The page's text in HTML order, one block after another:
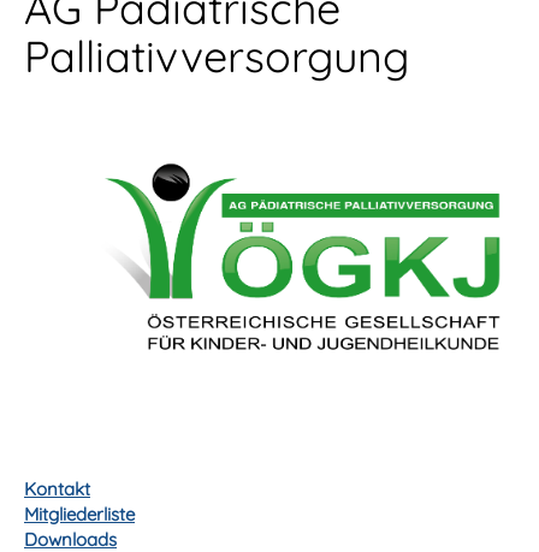
Palliativversorgung
Kontakt
Mitgliederliste
Downloads